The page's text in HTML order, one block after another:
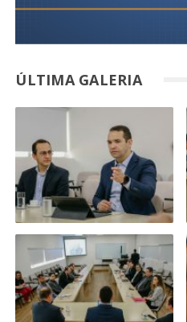
ÚLTIMA GALERIA